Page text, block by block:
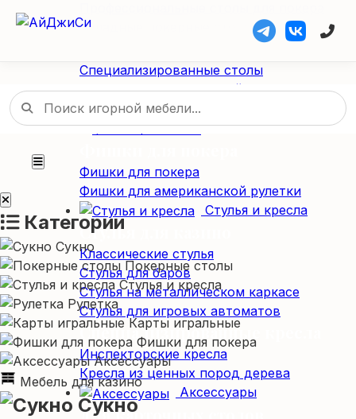
Складные покерные столы
Специализированные столы
Специализированные столы
Столы для американской рулетки
Столы из массива дерева
Фишки / Жетоны
Фишки для покера
Фишки для американской рулетки
Стулья и кресла
Стулья для казино
Классические стулья
Стулья для баров
Стулья на металлическом каркасе
Стулья для игровых автоматов
Специализированные кресла
Инспекторские кресла
Кресла из ценных пород дерева
Аксессуары
Для карточных столов
Категории
Сукно
Покерные столы
Стулья и кресла
Рулетка
Карты игральные
Фишки для покера
Аксессуары
Мебель для казино
Сукно